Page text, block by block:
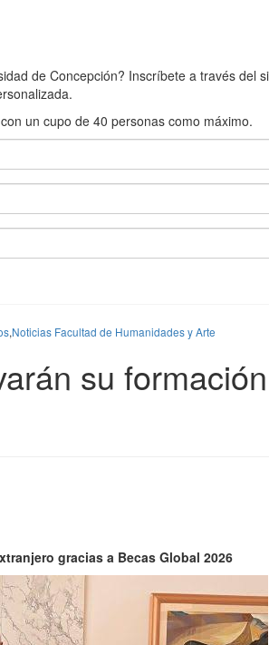
de Concepción? Inscríbete a través
un cupo de 40 personas como máximo.
,Noticias Facultad de Humanidades y Arte
su
gracias a Becas Global 2026